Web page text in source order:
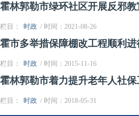
霍林郭勒市绿环社区开展反邪
栏目： 时政 / 时间：2021-08-26
霍市多举措保障棚改工程顺利进
栏目： 时政 / 时间：2015-11-16
霍林郭勒市着力提升老年人社保
栏目： 时政 / 时间：2018-05-31